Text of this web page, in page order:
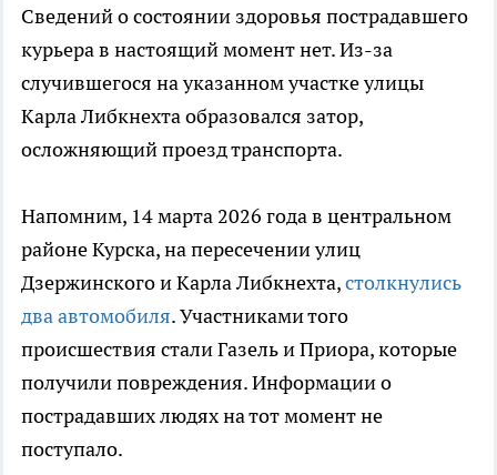
Сведений о состоянии здоровья пострадавшего
курьера в настоящий момент нет. Из-за
случившегося на указанном участке улицы
Карла Либкнехта образовался затор,
осложняющий проезд транспорта.
Напомним, 14 марта 2026 года в центральном
районе Курска, на пересечении улиц
Дзержинского и Карла Либкнехта,столкнулись
два автомобиля. Участниками того
происшествия стали Газель и Приора, которые
получили повреждения. Информации о
пострадавших людях на тот момент не
поступало.